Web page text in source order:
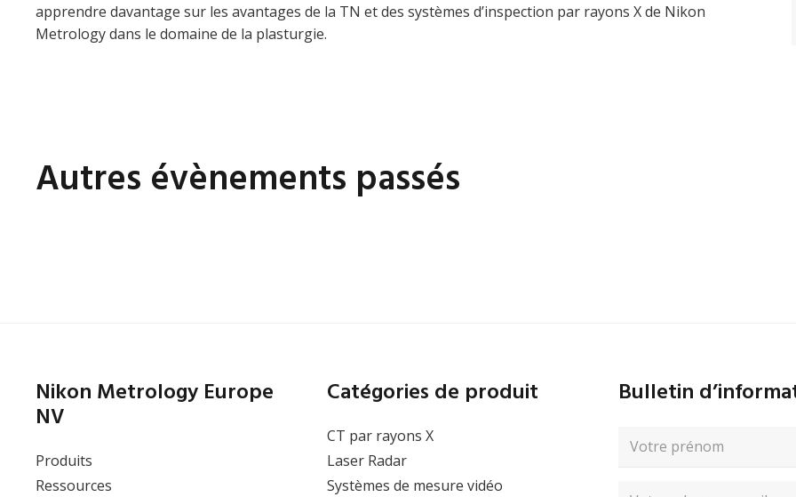
apprendre davantage sur les avantages de la TN et des systèmes d’inspection par rayons X de Nikon
Metrology dans le domaine de la plasturgie.
Autres évènements passés
Journées COFREND 2026
Afficher l’évènement
– Mesure Vidéo &
Afficher l’évènement
Nikon Metrology Europe
NV
Produits
Ressources
Catégories de produit
CT par rayons X
Laser Radar
Systèmes de mesure vidéo
Bulletin
Nom
complet
Adresse